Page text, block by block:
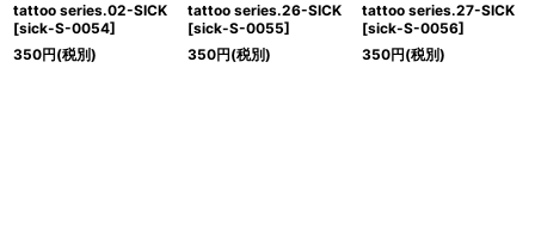
tattoo series.02-SICK
[sick-S-0054]
350円(税別)
tattoo series.26-SICK
[sick-S-0055]
350円(税別)
tattoo series.27-SICK
[sick-S-0056]
350円(税別)